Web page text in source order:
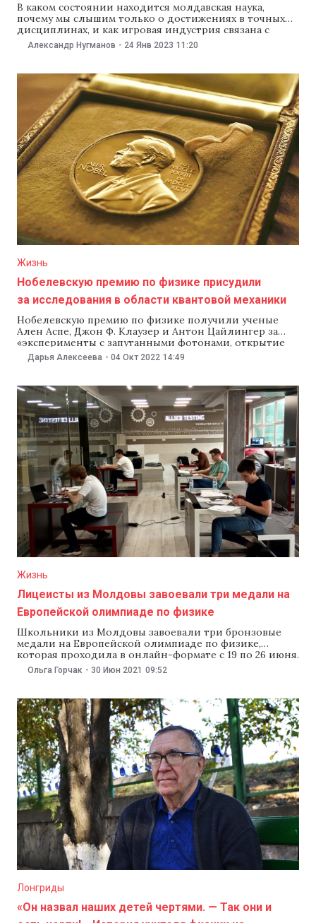
В каком состоянии находится молдавская наука,
почему мы слышим только о достижениях в точных
дисциплинах, и как игровая индустрия связана с
работой физиков-теоретиков? Об этом в интервью
NM рассказал доктор хабилитат физических наук,
Молдавского государственного университета Денис
Ника, который является одним из четырех
молдавских ученых, включенных в
Александр Нугманов - 24 Янв 2023 11:20
Жизнь
Нобелевскую премию по физике присудили
за исследования в области квантовой механики
Нобелевскую премию по физике получили ученые
Ален Аспе, Джон Ф. Клаузер и Антон Цайлингер за
«эксперименты с запутанными фотонами, открытие
нарушения неравенств Белла и новаторство в
квантовой информатике». Об этом 4 октября сообщил
ученые смогли провести новаторские эксперименты с
использованием запутанных квантовых состояний,
когда
Дарья Алексеева - 04 Окт 2022 14:49
Жизнь
Лицеисты из Молдовы завоевали три медали на
Европейской олимпиаде по физике
Школьники из Молдовы завоевали три бронзовые
медали на Европейской олимпиаде по физике,
которая проходила в онлайн-формате с 19 по 26 июня.
Еще два ученика получили почетные грамоты. Об
этом 30 июня сообщило министерство образования. В
ученики 11 класса филиала лицея Orizont в Дурлештах
Владимир
Ольга Горчак - 30 Июн 2021 09:52
Лонгриды
«Он назвал наших детей чертями. — Так они и